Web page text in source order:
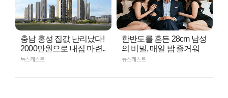
충남 홍성 집값 난리났다!
2000만원으로 내집 마련..
뉴스캐스트
한반도를 흔든 28cm 남성
의 비밀, 매일 밤 즐거워
뉴스캐스트